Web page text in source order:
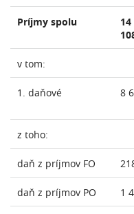
Príjmy spolu
14
v tom:
1. daňové 8
z toho:
daň z príjmov FO
daň z príjmov PO 1